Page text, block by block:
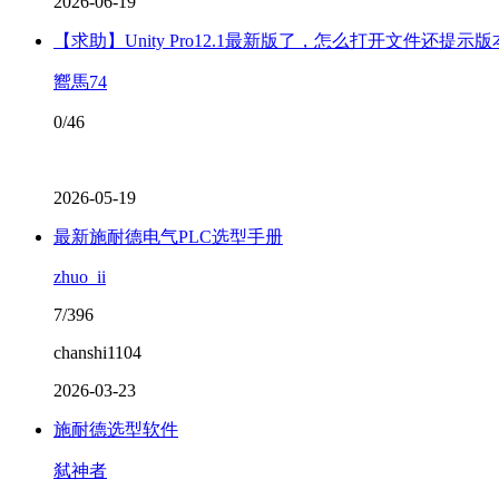
【求助】Unity Pro12.1最新版了，怎么打开文件还提示版
嚮馬74
0/46
2026-05-19
​最新施耐德电气PLC选型手册
zhuo_ii
7/396
chanshi1104
2026-03-23
施耐德选型软件
弑神者